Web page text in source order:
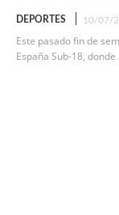
DEPORTES 10/07/
Este pasado fin de
España Sub-18,